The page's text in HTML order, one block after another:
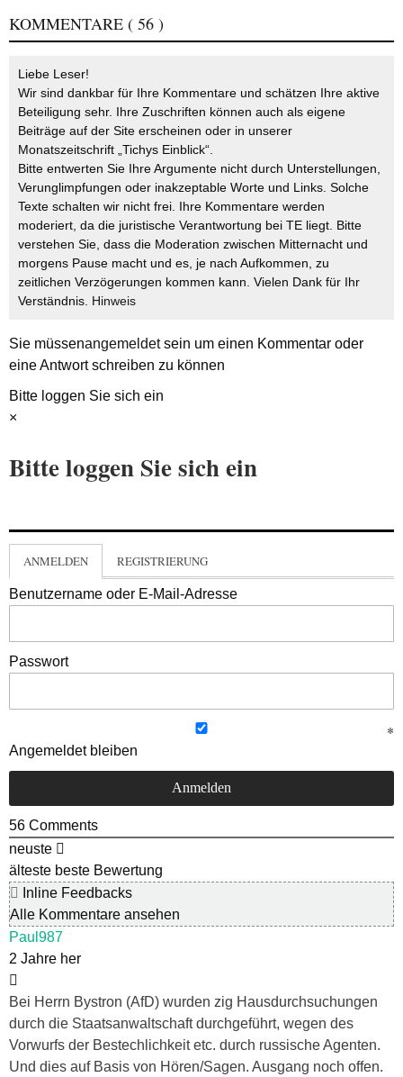
KOMMENTARE ( 56 )
Liebe Leser!
Wir sind dankbar für Ihre Kommentare und schätzen Ihre aktive
Beteiligung sehr. Ihre Zuschriften können auch als eigene
Beiträge auf der Site erscheinen oder in unserer
Monatszeitschrift „Tichys Einblick“.
Bitte entwerten Sie Ihre Argumente nicht durch Unterstellungen,
Verunglimpfungen oder inakzeptable Worte und Links. Solche
Texte schalten wir nicht frei. Ihre Kommentare werden
moderiert, da die juristische Verantwortung bei TE liegt. Bitte
verstehen Sie, dass die Moderation zwischen Mitternacht und
morgens Pause macht und es, je nach Aufkommen, zu
zeitlichen Verzögerungen kommen kann. Vielen Dank für Ihr
Verständnis. Hinweis
Sie müssenangemeldetsein um einen Kommentar oder
eine Antwort schreiben zu können
Bitte loggen Sie sich ein
×
Bitte loggen Sie sich ein
ANMELDEN REGISTRIERUNG
Benutzername oder E-Mail-Adresse
Passwort
Angemeldet bleiben
56 Comments
neuste
älteste beste Bewertung
Inline Feedbacks
Alle Kommentare ansehen
Paul987
2 Jahre her
Bei Herrn Bystron (AfD) wurden zig Hausdurchsuchungen
durch die Staatsanwaltschaft durchgeführt, wegen des
Vorwurfs der Bestechlichkeit etc. durch russische Agenten.
Und dies auf Basis von Hören/Sagen. Ausgang noch offen.